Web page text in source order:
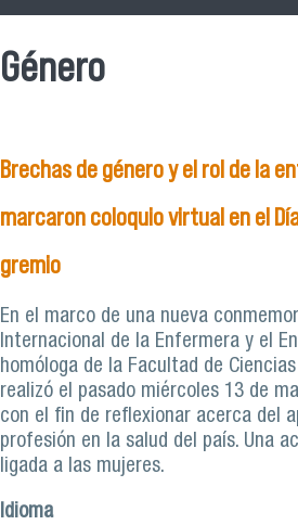
Género
Brechas de género y el rol de la
marcaron coloquio virtual en el
gremio
En el marco de una nueva
Internacional de la Enfermera y el
homóloga de la Facultad de Ciencias
realizó el pasado miércoles 13 de
con el fin de reflexionar acerca del
profesión en la salud del país. Una
ligada a las mujeres.
Idioma